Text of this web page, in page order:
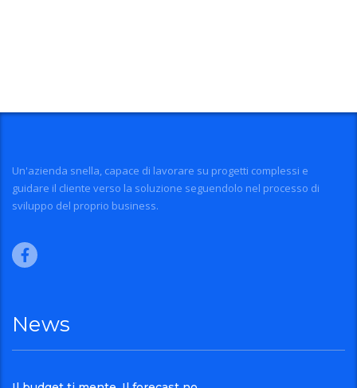
Un'azienda snella, capace di lavorare su progetti complessi e
guidare il cliente verso la soluzione seguendolo nel processo di
sviluppo del proprio business.
News